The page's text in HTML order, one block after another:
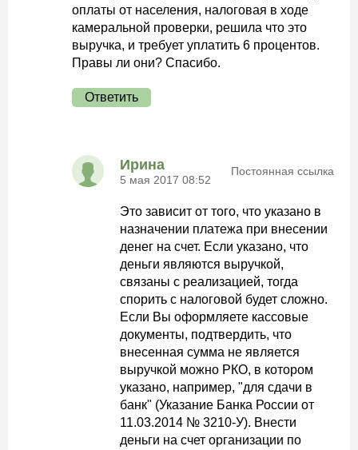
оплаты от населения, налоговая в ходе
камеральной проверки, решила что это
выручка, и требует уплатить 6 процентов.
Правы ли они? Спасибо.
Ответить
Ирина
5 мая 2017 08:52
Постоянная ссылка
Это зависит от того, что указано в
назначении платежа при внесении
денег на счет. Если указано, что
деньги являются выручкой,
связаны с реализацией, тогда
спорить с налоговой будет сложно.
Если Вы оформляете кассовые
документы, подтвердить, что
внесенная сумма не является
выручкой можно РКО, в котором
указано, например, "для сдачи в
банк" (Указание Банка России от
11.03.2014 № 3210-У). Внести
деньги на счет организации по